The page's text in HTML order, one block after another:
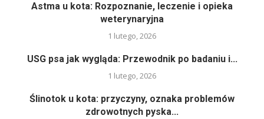
Astma u kota: Rozpoznanie, leczenie i opieka
weterynaryjna
1 lutego, 2026
USG psa jak wygląda: Przewodnik po badaniu i...
1 lutego, 2026
Ślinotok u kota: przyczyny, oznaka problemów
zdrowotnych pyska...